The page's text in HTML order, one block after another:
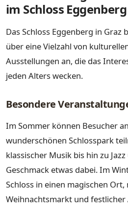
im Schloss Eggenberg
Das Schloss Eggenberg in Graz
über eine Vielzahl von
Ausstellungen an, die das
jeden Alters wecken.
Besondere
Im Sommer können Besucher
wunderschönen Schlosspark
klassischer Musik bis hin zu
Geschmack etwas dabei. Im
Schloss in einen magischen
Weihnachtsmarkt und